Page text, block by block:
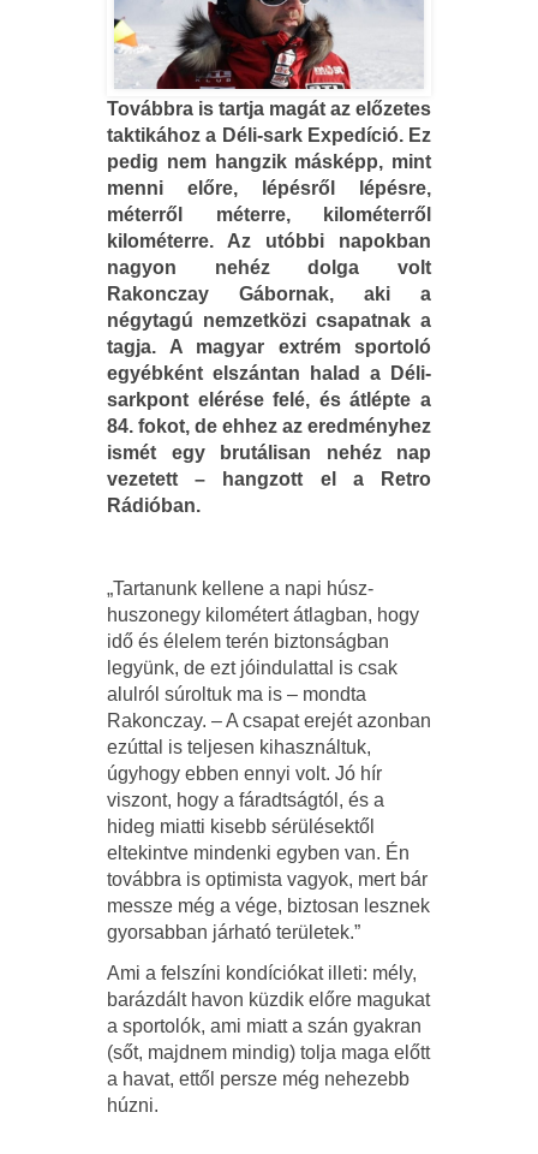
Továbbra is tartja magát az előzetes
taktikához a Déli-sark Expedíció. Ez
pedig nem hangzik másképp, mint
menni előre, lépésről lépésre,
méterről méterre, kilométerről
kilométerre. Az utóbbi napokban
nagyon nehéz dolga volt
Rakonczay Gábornak, aki a
négytagú nemzetközi csapatnak a
tagja. A magyar extrém sportoló
egyébként elszántan halad a Déli-
sarkpont elérése felé, és átlépte a
84. fokot, de ehhez az eredményhez
ismét egy brutálisan nehéz nap
vezetett – hangzott el a Retro
Rádióban.
„Tartanunk kellene a napi húsz-
huszonegy kilométert átlagban, hogy
idő és élelem terén biztonságban
legyünk, de ezt jóindulattal is csak
alulról súroltuk ma is – mondta
Rakonczay. – A csapat erejét azonban
ezúttal is teljesen kihasználtuk,
úgyhogy ebben ennyi volt. Jó hír
viszont, hogy a fáradtságtól, és a
hideg miatti kisebb sérülésektől
eltekintve mindenki egyben van. Én
továbbra is optimista vagyok, mert bár
messze még a vége, biztosan lesznek
gyorsabban járható területek.”
Ami a felszíni kondíciókat illeti: mély,
barázdált havon küzdik előre magukat
a sportolók, ami miatt a szán gyakran
(sőt, majdnem mindig) tolja maga előtt
a havat, ettől persze még nehezebb
húzni.